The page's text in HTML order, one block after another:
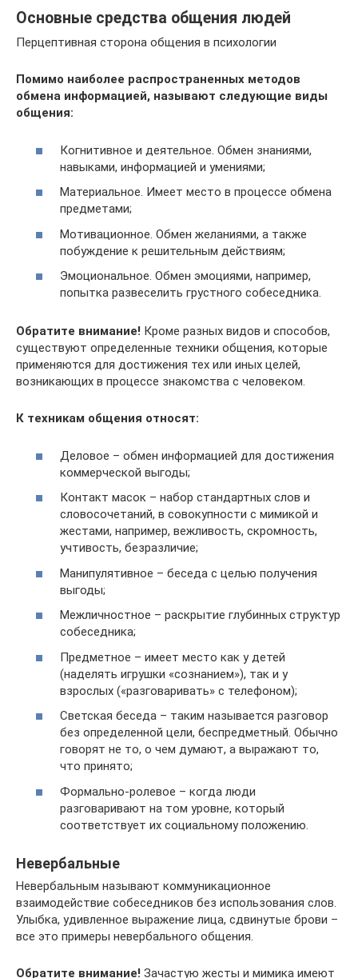
Основные средства общения людей
Перцептивная сторона общения в психологии
Помимо наиболее распространенных методов
обмена информацией, называют следующие виды
общения:
Когнитивное и деятельное. Обмен знаниями,
навыками, информацией и умениями;
Материальное. Имеет место в процессе обмена
предметами;
Мотивационное. Обмен желаниями, а также
побуждение к решительным действиям;
Эмоциональное. Обмен эмоциями, например,
попытка развеселить грустного собеседника.
Обратите внимание! Кроме разных видов и способов,
существуют определенные техники общения, которые
применяются для достижения тех или иных целей,
возникающих в процессе знакомства с человеком.
К техникам общения относят:
Деловое – обмен информацией для достижения
коммерческой выгоды;
Контакт масок – набор стандартных слов и
словосочетаний, в совокупности с мимикой и
жестами, например, вежливость, скромность,
учтивость, безразличие;
Манипулятивное – беседа с целью получения
выгоды;
Межличностное – раскрытие глубинных структур
собеседника;
Предметное – имеет место как у детей
(наделять игрушки «сознанием»), так и у
взрослых («разговаривать» с телефоном);
Светская беседа – таким называется разговор
без определенной цели, беспредметный. Обычно
говорят не то, о чем думают, а выражают то,
что принято;
Формально-ролевое – когда люди
разговаривают на том уровне, который
соответствует их социальному положению.
Невербальные
Невербальным называют коммуникационное
взаимодействие собеседников без использования слов.
Улыбка, удивленное выражение лица, сдвинутые брови –
все это примеры невербального общения.
Обратите внимание! Зачастую жесты и мимика имеют